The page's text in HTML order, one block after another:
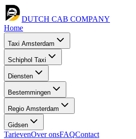
DUTCH CAB COMPANY
Home
Taxi Amsterdam
Schiphol Taxi
Diensten
Bestemmingen
Regio Amsterdam
Gidsen
TarievenOver onsFAQContact